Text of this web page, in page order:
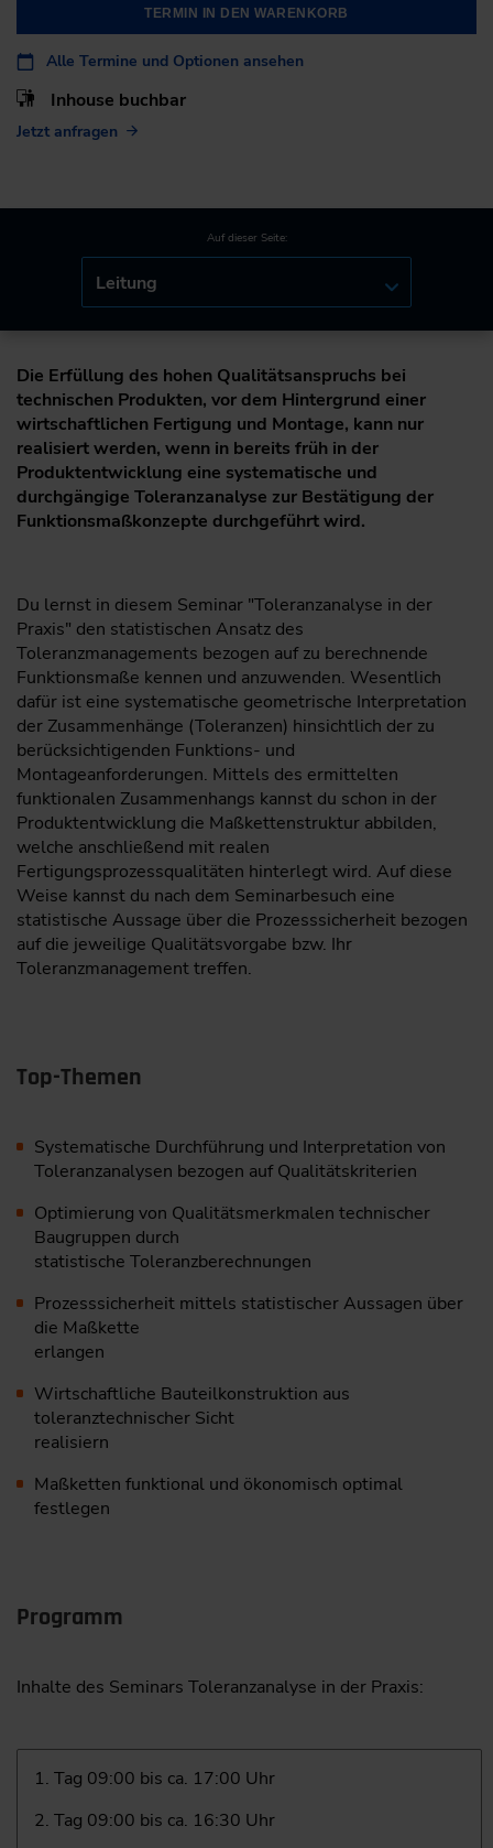
TERMIN IN DEN WARENKORB
Alle Termine und Optionen ansehen
Inhouse buchbar
Jetzt anfragen
Auf dieser Seite:
Leitung
Die Erfüllung des hohen Qualitätsanspruchs bei
technischen Produkten, vor dem Hintergrund einer
wirtschaftlichen Fertigung und Montage, kann nur
realisiert werden, wenn in bereits früh in der
Produktentwicklung eine systematische und
durchgängige Toleranzanalyse zur Bestätigung der
Funktionsmaßkonzepte durchgeführt wird.
Du lernst in diesem Seminar "Toleranzanalyse in der
Praxis" den statistischen Ansatz des
Toleranzmanagements bezogen auf zu berechnende
Funktionsmaße kennen und anzuwenden. Wesentlich
dafür ist eine systematische geometrische Interpretation
der Zusammenhänge (Toleranzen) hinsichtlich der zu
berücksichtigenden Funktions- und
Montageanforderungen. Mittels des ermittelten
funktionalen Zusammenhangs kannst du schon in der
Produktentwicklung die Maßkettenstruktur abbilden,
welche anschließend mit realen
Fertigungsprozessqualitäten hinterlegt wird. Auf diese
Weise kannst du nach dem Seminarbesuch eine
statistische Aussage über die Prozesssicherheit bezogen
auf die jeweilige Qualitätsvorgabe bzw. Ihr
Toleranzmanagement treffen.
Top-Themen
Systematische Durchführung und Interpretation von
Toleranzanalysen bezogen auf Qualitätskriterien
Optimierung von Qualitätsmerkmalen technischer
Baugruppen durch
statistische Toleranzberechnungen
Prozesssicherheit mittels statistischer Aussagen über
die Maßkette
erlangen
Wirtschaftliche Bauteilkonstruktion aus
toleranztechnischer Sicht
realisiern
Maßketten funktional und ökonomisch optimal
festlegen
Programm
Inhalte des Seminars Toleranzanalyse in der Praxis:
1. Tag 09:00 bis ca. 17:00 Uhr
2. Tag 09:00 bis ca. 16:30 Uhr